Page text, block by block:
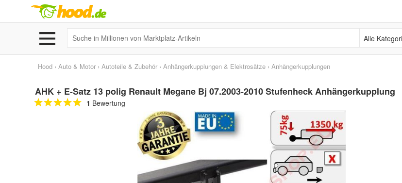
Alle Kategorien
Hood › Auto & Motor › Autoteile & Zubehör › Anhängerkupplungen & Elektrosätze › Anhängerkupplungen
AHK + E-Satz 13 polig Renault Megane Bj 07.2003-2010 Stufenheck Anhängerkupplung
1 Bewertung